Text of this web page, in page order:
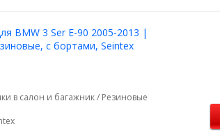
BMW 3 Ser E-90 2005-2013 |
с бортами, Seintex
в салон и багажник / Резиновые